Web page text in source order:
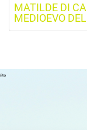
MATILDE DI
MEDIOEVO